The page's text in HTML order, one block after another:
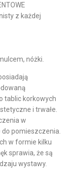
z każdej
nóżki.
tablic korkowych
i trwałe.
w
pomieszczenia.
w formie kilku
sprawia, że są
wystawy.